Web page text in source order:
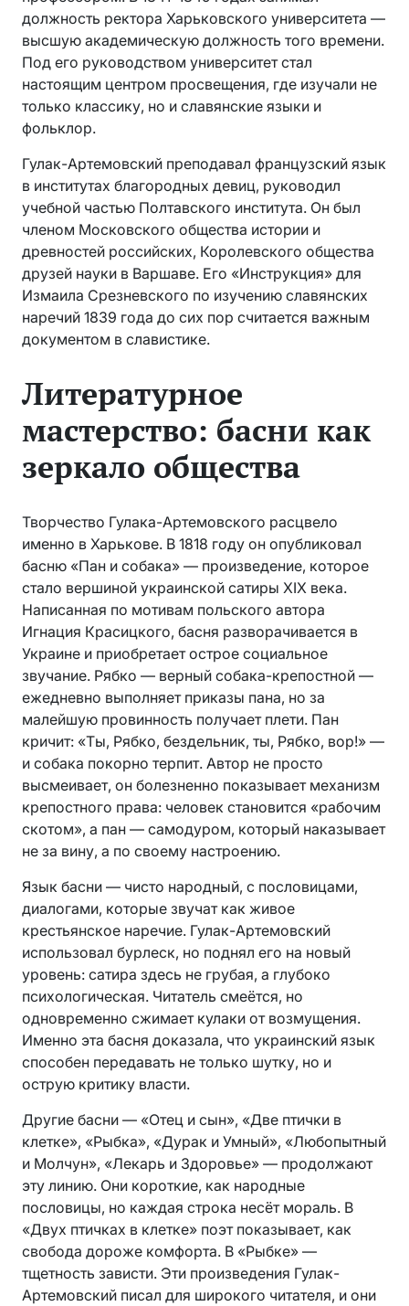
должность ректора Харьковского университета —
высшую академическую должность того времени.
Под его руководством университет стал
настоящим центром просвещения, где изучали не
только классику, но и славянские языки и
фольклор.
Гулак-Артемовский преподавал французский язык
в институтах благородных девиц, руководил
учебной частью Полтавского института. Он был
членом Московского общества истории и
древностей российских, Королевского общества
друзей науки в Варшаве. Его «Инструкция» для
Измаила Срезневского по изучению славянских
наречий 1839 года до сих пор считается важным
документом в славистике.
Литературное
мастерство: басни как
зеркало общества
Творчество Гулака-Артемовского расцвело
именно в Харькове. В 1818 году он опубликовал
басню «Пан и собака» — произведение, которое
стало вершиной украинской сатиры XIX века.
Написанная по мотивам польского автора
Игнация Красицкого, басня разворачивается в
Украине и приобретает острое социальное
звучание. Рябко — верный собака-крепостной —
ежедневно выполняет приказы пана, но за
малейшую провинность получает плети. Пан
кричит: «Ты, Рябко, бездельник, ты, Рябко, вор!» —
и собака покорно терпит. Автор не просто
высмеивает, он болезненно показывает механизм
крепостного права: человек становится «рабочим
скотом», а пан — самодуром, который наказывает
не за вину, а по своему настроению.
Язык басни — чисто народный, с пословицами,
диалогами, которые звучат как живое
крестьянское наречие. Гулак-Артемовский
использовал бурлеск, но поднял его на новый
уровень: сатира здесь не грубая, а глубоко
психологическая. Читатель смеётся, но
одновременно сжимает кулаки от возмущения.
Именно эта басня доказала, что украинский язык
способен передавать не только шутку, но и
острую критику власти.
Другие басни — «Отец и сын», «Две птички в
клетке», «Рыбка», «Дурак и Умный», «Любопытный
и Молчун», «Лекарь и Здоровье» — продолжают
эту линию. Они короткие, как народные
пословицы, но каждая строка несёт мораль. В
«Двух птичках в клетке» поэт показывает, как
свобода дороже комфорта. В «Рыбке» —
тщетность зависти. Эти произведения Гулак-
Артемовский писал для широкого читателя, и они